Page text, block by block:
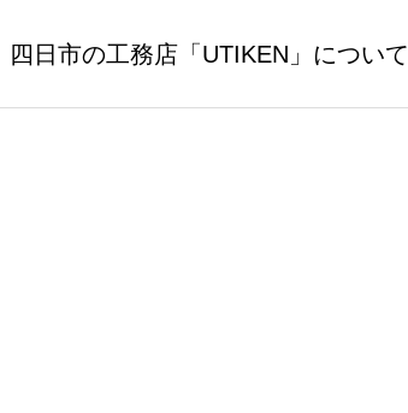
四日市の工務店「UTIKEN」について